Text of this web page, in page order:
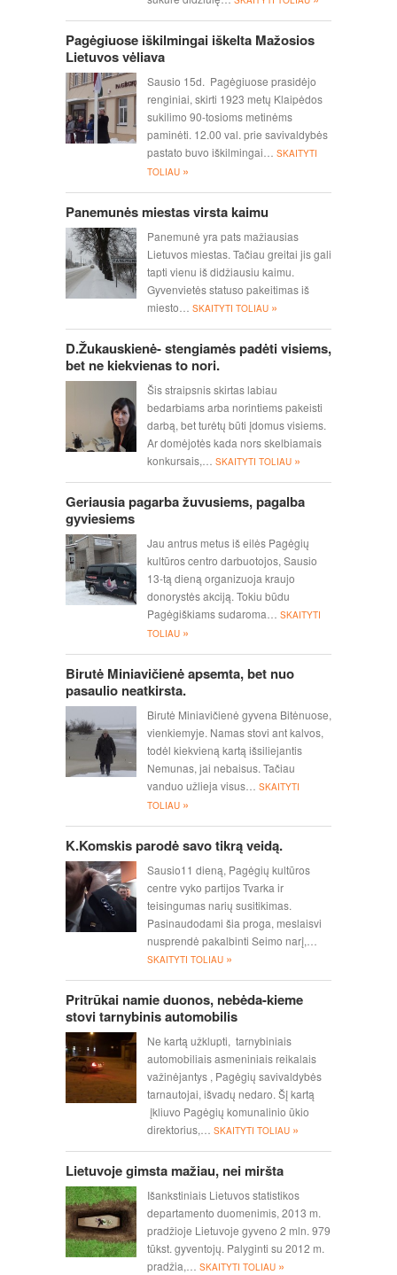
Pagėgiuose iškilmingai iškelta Mažosios
Lietuvos vėliava
Sausio 15d. Pagėgiuose prasidėjo
renginiai, skirti 1923 metų Klaipėdos
sukilimo 90-tosioms metinėms
paminėti. 12.00 val. prie savivaldybės
pastato buvo iškilmingai…
SKAITYTI
TOLIAU »
Panemunės miestas virsta kaimu
Panemunė yra pats mažiausias
Lietuvos miestas. Tačiau greitai jis gali
tapti vienu iš didžiausiu kaimu.
Gyvenvietės statuso pakeitimas iš
miesto…
SKAITYTI TOLIAU »
D.Žukauskienė- stengiamės padėti visiems,
bet ne kiekvienas to nori.
Šis straipsnis skirtas labiau
bedarbiams arba norintiems pakeisti
darbą, bet turėtų būti įdomus visiems.
Ar domėjotės kada nors skelbiamais
konkursais,…
SKAITYTI TOLIAU »
Geriausia pagarba žuvusiems, pagalba
gyviesiems
Jau antrus metus iš eilės Pagėgių
kultūros centro darbuotojos, Sausio
13-tą dieną organizuoja kraujo
donorystės akciją. Tokiu būdu
Pagėgiškiams sudaroma…
SKAITYTI
TOLIAU »
Birutė Miniavičienė apsemta, bet nuo
pasaulio neatkirsta.
Birutė Miniavičienė gyvena Bitėnuose,
vienkiemyje. Namas stovi ant kalvos,
todėl kiekvieną kartą išsiliejantis
Nemunas, jai nebaisus. Tačiau
vanduo užlieja visus…
SKAITYTI
TOLIAU »
K.Komskis parodė savo tikrą veidą.
Sausio11 dieną, Pagėgių kultūros
centre vyko partijos Tvarka ir
teisingumas narių susitikimas.
Pasinaudodami šia proga, meslaisvi
nusprendė pakalbinti Seimo narį,…
SKAITYTI TOLIAU »
Pritrūkai namie duonos, nebėda-kieme
stovi tarnybinis automobilis
Ne kartą užklupti, tarnybiniais
automobiliais asmeniniais reikalais
važinėjantys , Pagėgių savivaldybės
tarnautojai, išvadų nedaro. Šį kartą
įkliuvo Pagėgių komunalinio ūkio
direktorius,…
SKAITYTI TOLIAU »
Lietuvoje gimsta mažiau, nei miršta
Išankstiniais Lietuvos statistikos
departamento duomenimis, 2013 m.
pradžioje Lietuvoje gyveno 2 mln. 979
tūkst. gyventojų. Palyginti su 2012 m.
pradžia,…
SKAITYTI TOLIAU »